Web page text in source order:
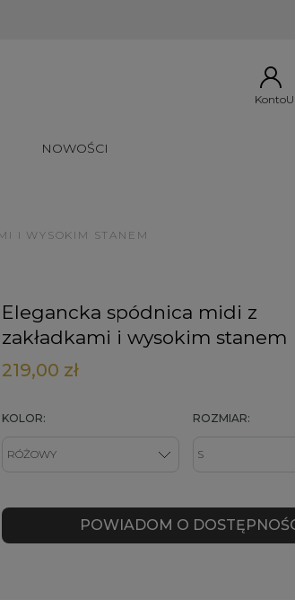
Konto
NOWOŚCI
I WYSOKIM STANEM
Elegancka spódnica midi z
zakładkami i wysokim stanem
219,00 zł
KOLOR: ROZMIAR:
POWIADOM O